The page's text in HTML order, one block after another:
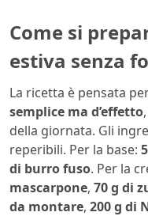
Come si
estiva senza
La ricetta è pensata
semplice ma d’effetto
della giornata. Gli
reperibili. Per la base:
di burro fuso. Per la
mascarpone, 70 g di
da montare, 200 g di